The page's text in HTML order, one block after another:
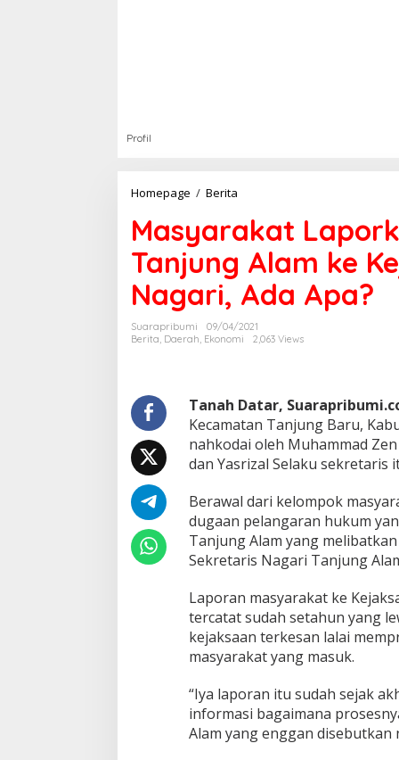
Profil
Homepage / Berita
s
y
k
a
t
o
r
k
a
n
i
a
P
e
a
n
g
k
a
N
g
a
Masyarakat
Tanjung Alam ke
Nagari, Ada Apa?
Suarapribumi
09/04/2021
Berita, Daerah, Ekonomi 2,063 Views
Tanah Datar,
Kecamatan Tanjung Baru,
nahkodai oleh Muhammad
dan Yasrizal Selaku sekretaris
Berawal dari kelompok
dugaan pelangaran hukum
Tanjung Alam yang
Sekretaris Nagari Tanjung
Laporan masyarakat ke
tercatat sudah setahun yang
kejaksaan terkesan lalai
masyarakat yang masuk.
“Iya laporan itu sudah sejak
informasi bagaimana
Alam yang enggan disebutkan